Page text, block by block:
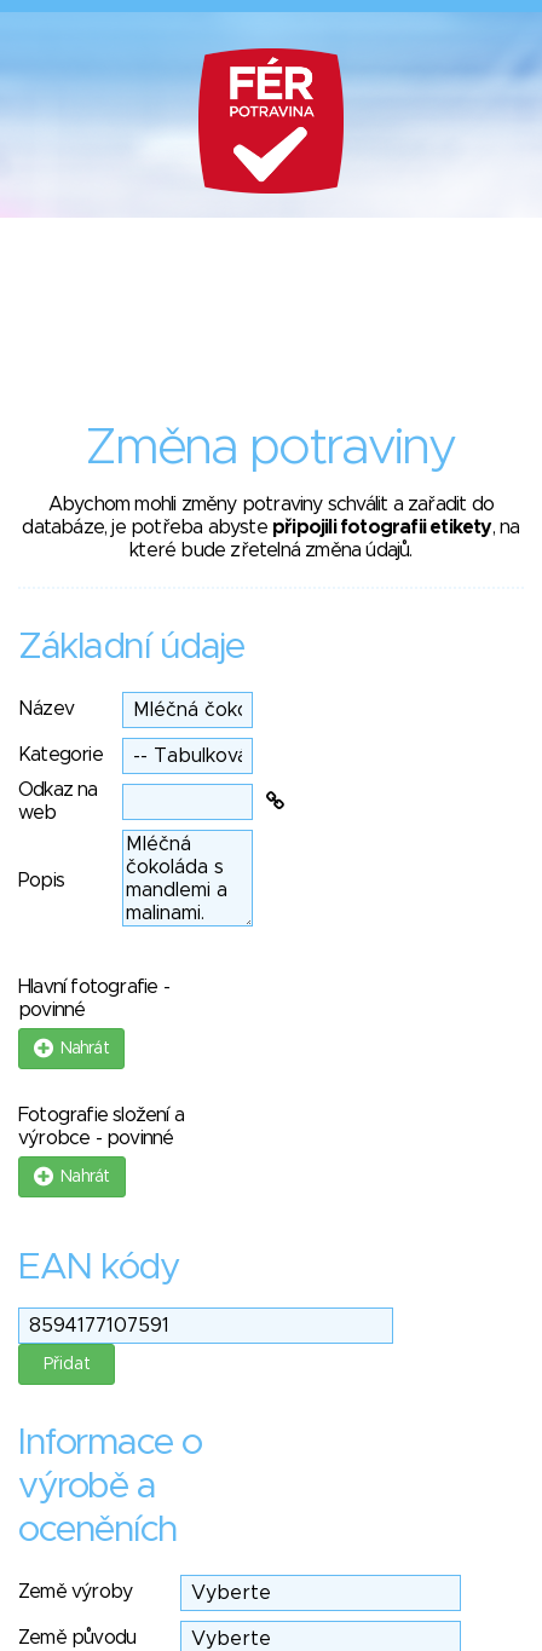
Změna potraviny
Abychom mohli změny potraviny schválit a zařadit do
databáze, je potřeba abyste připojili fotografii etikety, na
které bude zřetelná změna údajů.
Základní údaje
Název
Kategorie
Odkaz na
web
Popis
Hlavní fotografie -
povinné
Nahrát
Fotografie složení a
výrobce - povinné
Nahrát
EAN kódy
Informace o
výrobě a
oceněních
Země výroby
Země původu